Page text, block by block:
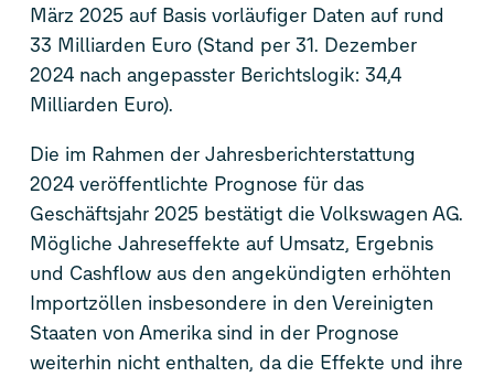
März 2025 auf Basis vorläufiger Daten auf rund
33 Milliarden Euro (Stand per 31. Dezember
2024 nach angepasster Berichtslogik: 34,4
Milliarden Euro).
Die im Rahmen der Jahresberichterstattung
2024 veröffentlichte Prognose für das
Geschäftsjahr 2025 bestätigt die Volkswagen AG.
Mögliche Jahreseffekte auf Umsatz, Ergebnis
und Cashflow aus den angekündigten erhöhten
Importzöllen insbesondere in den Vereinigten
Staaten von Amerika sind in der Prognose
weiterhin nicht enthalten, da die Effekte und ihre